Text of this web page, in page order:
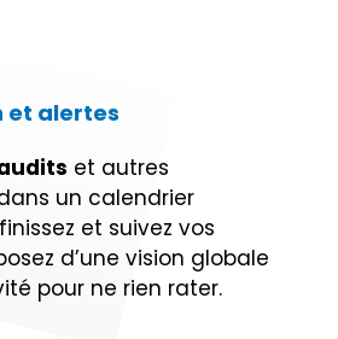
et alertes
et autres
un calendrier
et suivez vos
d’une vision globale
pour ne rien rater.